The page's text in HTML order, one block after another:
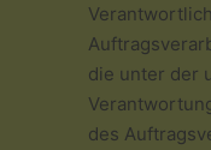
die unter der
des